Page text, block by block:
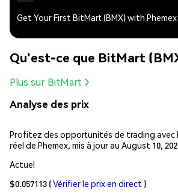
Get Your First BitMart (BMX) with Phemex
Qu'est-ce que BitMart
Plus sur BitMart
Analyse des prix
Profitez des opportunités de trading avec
réel de Phemex, mis à jour au August 10,
Actuel
$0.057113 (Vérifier le prix en direct )